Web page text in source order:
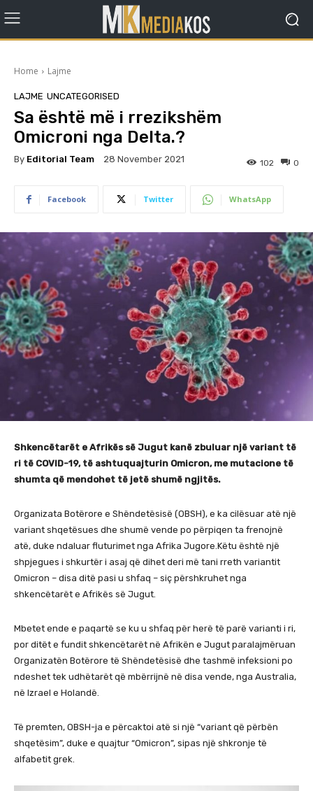
Home Lajme
LAJME UNCATEGORISED
Sa është më i rrezikshëm
Omicroni nga Delta.?
By Editorial Team 28 November 2021 0
102
Facebook Twitter WhatsApp
Shkencëtarët e Afrikës së Jugut kanë zbuluar një variant të
ri të COVID-19, të ashtuquajturin Omicron, me mutacione të
shumta që mendohet të jetë shumë ngjitës.
Organizata Botërore e Shëndetësisë (OBSH), e ka cilësuar atë një
variant shqetësues dhe shumë vende po përpiqen ta frenojnë
atë, duke ndaluar fluturimet nga Afrika Jugore.Këtu është një
shpjegues i shkurtër i asaj që dihet deri më tani rreth variantit
Omicron – disa ditë pasi u shfaq – siç përshkruhet nga
shkencëtarët e Afrikës së Jugut.
Mbetet ende e paqartë se ku u shfaq për herë të parë varianti i ri,
por ditët e fundit shkencëtarët në Afrikën e Jugut paralajmëruan
Organizatën Botërore të Shëndetësisë dhe tashmë infeksioni po
ndeshet tek udhëtarët që mbërrijnë në disa vende, nga Australia,
në Izrael e Holandë.
Të premten, OBSH-ja e përcaktoi atë si një “variant që përbën
shqetësim”, duke e quajtur “Omicron”, sipas një shkronje të
alfabetit grek.